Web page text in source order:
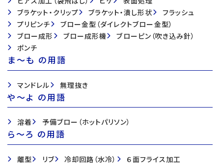
ブラケット・クリップ
ブラケット・潰し形状
フラッシュ
プリピンチ
ブロー金型（ダイレクトブロー金型）
ブロー成形
ブロー成形機
ブローピン（吹き込み針）
ポンチ
ま〜も の用語
マンドレル 無理抜き
や〜よ の用語
溶着 予備ブロー（ホットパリソン）
ら〜ろ の用語
離型 リブ 冷却回路（水冷）
６面フライス加工